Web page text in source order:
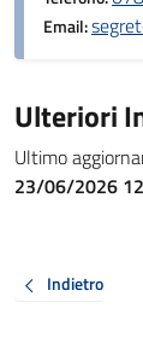
Email:
Ulteriori
Ultimo
23/06/2026
Indietro